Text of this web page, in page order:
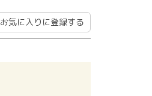
お気に入りに登録する